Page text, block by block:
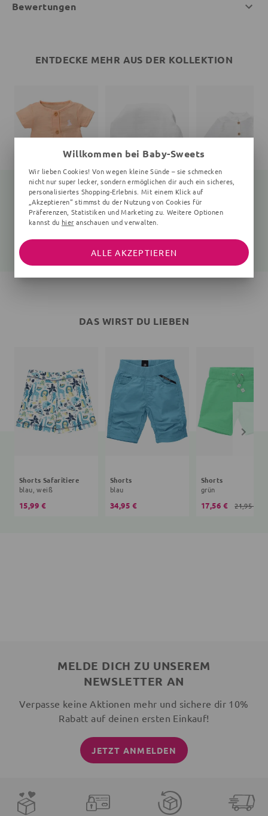
Bewertungen
ENTDECKE MEHR AUS DER KOLLEKTION
Kleid Bruno, der Eisbär
apricot
29,99 €
weiß
DAS WIRST DU LIEBEN
Shorts Safaritiere
blau, weiß
15,99 €
Shorts
blau
34,95 €
Shorts
grün
17,56 € 21,95 €
MELDE DICH ZU UNSEREM
NEWSLETTER AN
Verpasse keine Aktionen mehr und sichere dir 10%
Rabatt auf deinen ersten Einkauf!
JETZT ANMELDEN
Willkommen bei Baby-Sweets
Wir lieben Cookies! Von wegen kleine Sünde – sie schmecken
nicht nur super lecker, sondern ermöglichen dir auch ein sicheres,
personalisiertes Shopping-Erlebnis. Mit einem Klick auf
„Akzeptieren“ stimmst du der Nutzung von Cookies für
Präferenzen, Statistiken und Marketing zu. Weitere Optionen
kannst du hier anschauen und verwalten.
ALLE AKZEPTIEREN